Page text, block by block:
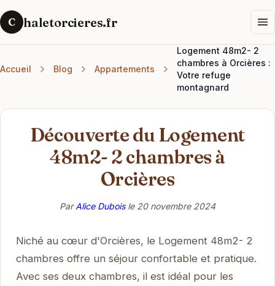
C haletorcieres.fr
Accueil Blog Appartements
Logement 48m2- 2
chambres à Orcières :
Votre refuge
montagnard
Découverte du Logement
48m2- 2 chambres à
Orcières
ParAlice Duboisle 20 novembre 2024
Niché au cœur d'Orcières, le Logement 48m2- 2
chambres offre un séjour confortable et pratique.
Avec ses deux chambres, il est idéal pour les